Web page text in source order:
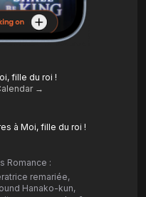
fille du roi !
→
à Moi, fille du roi !
Romance :
remariée,
Hanako-kun,